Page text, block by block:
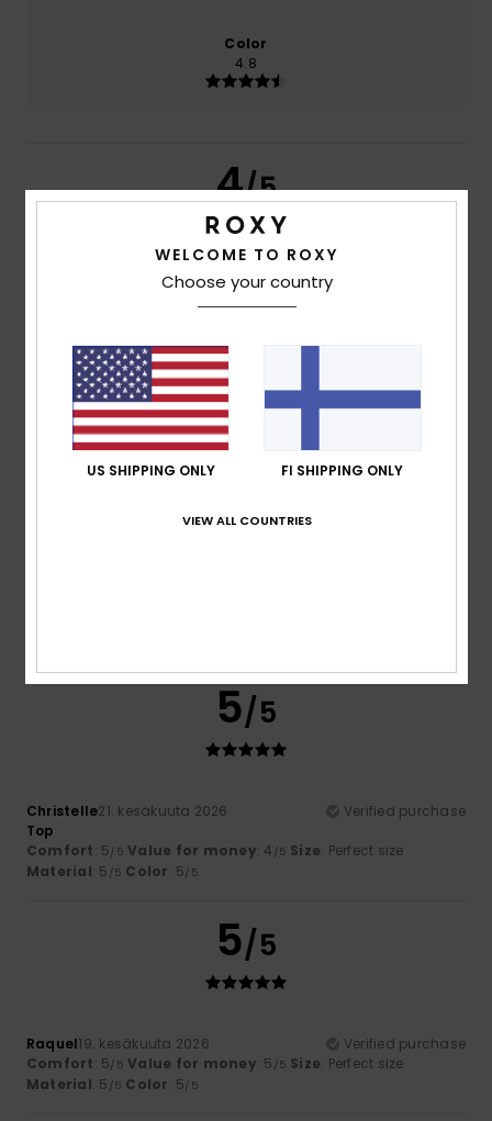
Color
4.8
4/5
2. heinäkuuta 2026
Good quality, but I would have liked a pair of pink summer
strap has a crease.
Comfort: 5/5 Value for money
Material: 4/5 Color: 5/5
5
5/5
Christelle21. kesäkuuta 2026
Verified purchase
Top
Comfort: 5/5 Value for money: 4 /5 Size: Perfect size
Material: 5 /5 Color: 5/5
5/5
Raquel19. kesäkuuta 2026
Verified purchase
Comfort: 5/5 Value for money: 5 /5 Size: Perfect size
Material: 5 /5 Color: 5/5
WELCOME TO ROXY
Choose your country
US SHIPPING ONLY FI SHIPPING ONLY
VIEW ALL COUNTRIES